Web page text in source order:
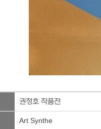
권정호 작품전
Art Synthe